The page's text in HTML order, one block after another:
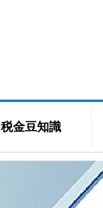
税金豆知識